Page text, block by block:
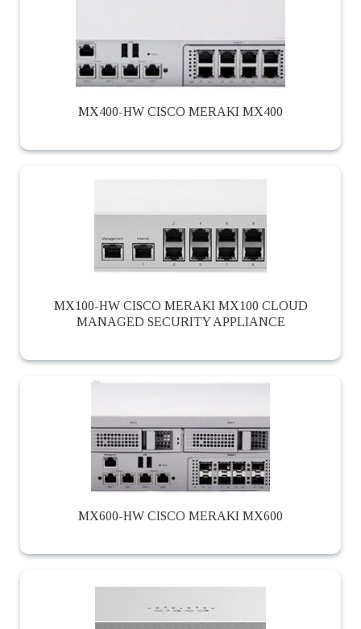
MX400-HW CISCO MERAKI MX400
MX100-HW CISCO MERAKI MX100 CLOUD
MANAGED SECURITY APPLIANCE
MX600-HW CISCO MERAKI MX600